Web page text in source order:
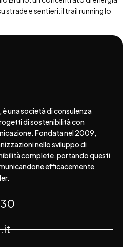
strade e sentieri: il trail running lo
una società di consulenza
di sostenibilità con
Fondata nel 2009,
nello sviluppo di
complete, portando questi
efficacemente